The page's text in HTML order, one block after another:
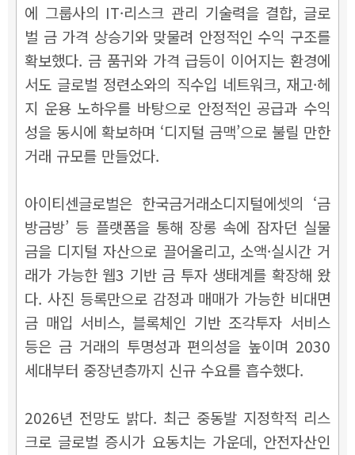
에 그룹사의 IT·리스크 관리 기술력을 결합, 글로
벌 금 가격 상승기와 맞물려 안정적인 수익 구조를
확보했다. 금 품귀와 가격 급등이 이어지는 환경에
서도 글로벌 정련소와의 직수입 네트워크, 재고·헤
지 운용 노하우를 바탕으로 안정적인 공급과 수익
성을 동시에 확보하며 ‘디지털 금맥’으로 불릴 만한
거래 규모를 만들었다.
아이티센글로벌은 한국금거래소디지털에셋의 ‘금
방금방’ 등 플랫폼을 통해 장롱 속에 잠자던 실물
금을 디지털 자산으로 끌어올리고, 소액·실시간 거
래가 가능한 웹3 기반 금 투자 생태계를 확장해 왔
다. 사진 등록만으로 감정과 매매가 가능한 비대면
금 매입 서비스, 블록체인 기반 조각투자 서비스
등은 금 거래의 투명성과 편의성을 높이며 2030
세대부터 중장년층까지 신규 수요를 흡수했다.
2026년 전망도 밝다. 최근 중동발 지정학적 리스
크로 글로벌 증시가 요동치는 가운데, 안전자산인